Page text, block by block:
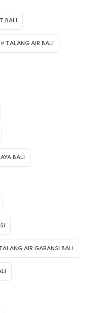
BALI
TALANG AIR BALI
BALI
AIR GARANSI BALI